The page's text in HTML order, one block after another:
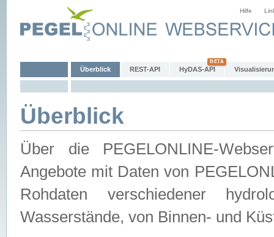
Hilfe
Überblick REST-API HyDAS-API
Überblick
Über die PEGELONLINE-
Angebote mit Daten von
Rohdaten verschiedener
Wasserstände, von Binnen- und